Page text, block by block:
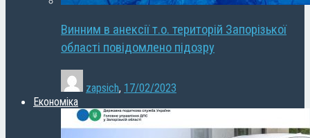
Винним в анексії т.о. територій Запорізької
області повідомлено підозру
zapsich, 17/02/2023
Економіка